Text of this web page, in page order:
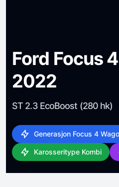
Ford Focus
2022
ST 2.3 EcoBoost (280 hk)
Generasjon Focus 4
Karosseritype Kombi